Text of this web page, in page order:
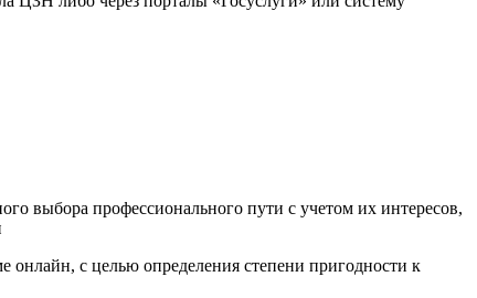
выбора профессионального пути с учетом их интересов,
онлайн, с целью определения степени пригодности к